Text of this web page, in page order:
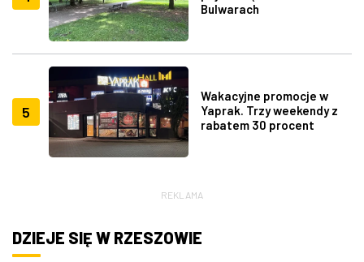
Bulwarach
5
Wakacyjne promocje w
Yaprak. Trzy weekendy z
rabatem 30 procent
REKLAMA
DZIEJE SIĘ W RZESZOWIE